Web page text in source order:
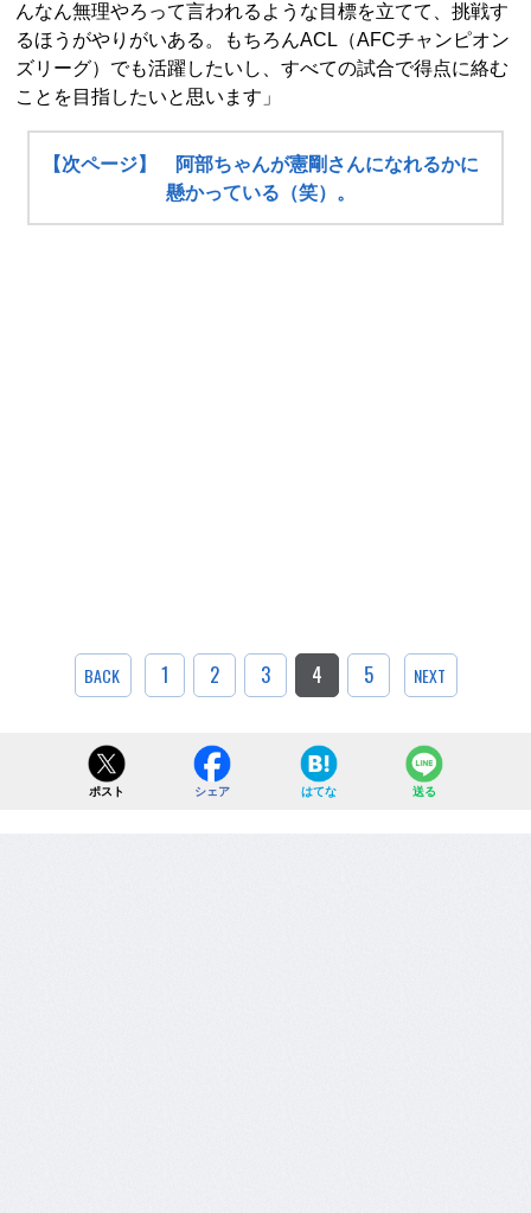
んなん無理やろって言われるような目標を立てて、挑戦す
るほうがやりがいある。もちろんACL（AFCチャンピオン
ズリーグ）でも活躍したいし、すべての試合で得点に絡む
ことを目指したいと思います」
【次ページ】 阿部ちゃんが憲剛さんになれるかに
懸かっている（笑）。
BACK 1 2 3 4 5 NEXT
ポスト シェア はてな 送る